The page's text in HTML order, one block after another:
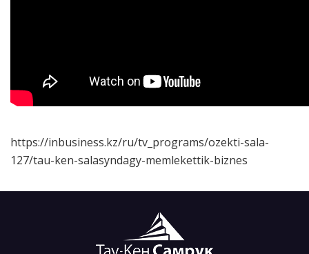
https://inbusiness.kz/ru/tv_programs/ozekti-sala-
127/tau-ken-salasyndagy-memlekettik-biznes